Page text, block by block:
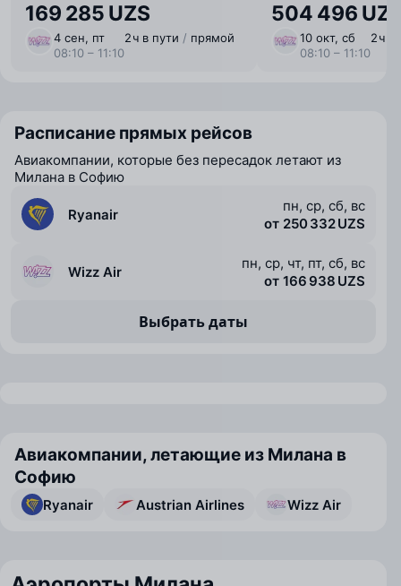
169 285 UZS
4 сен, пт
08:10 – 11:10
2 ⁠ч в пути / прямой
504 496
10 окт, сб
08:10 – 11:10
2 ⁠ч
Расписание прямых рейсов
Авиакомпании, которые без пересадок летают из
Милана в Софию
Ryanair
пн, ср, сб, вс
от 250 332 UZS
Wizz Air
пн, ср, чт, пт, сб, вс
от 166 938 UZS
Выбрать даты
Авиакомпании, летающие из Милана в
Софию
Ryanair Austrian Airlines Wizz Air